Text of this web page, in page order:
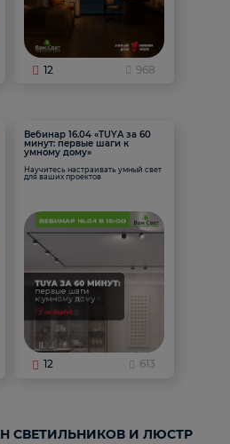
12 968
Вебинар 16.04 «TUYA за 60
минут: первые шаги к
умному дому»
Научитесь настраивать умный свет
для ваших проектов
12 613
СВЕТИЛЬНИКОВ И ЛЮСТР